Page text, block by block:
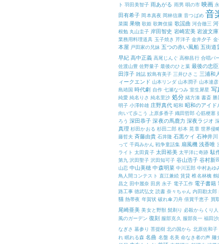
ト 羽田美智子 雨あがる 雨男 唄の市 映画
田有希子 岡本真夜 岡林信康 音つばめ 音
菜園 果物 歌姫 歌舞伎揚 歌謡曲 河合徹三
根勉 丸山圭子 岸田智史 岩崎宏美 岩波文庫
業務用料理道具 玉子焼き 芹洋子 金井夕子 金
本屋 戸田家の兄妹 五つの赤い風船 五街道
早紀 高中正義 高尾じんぐ 高柳昌行 合唱パ
佐渡山豊 佐野量子 最後のひと葉 最後の忠
田淳子 雑誌 鮫島有美子 三井ひさこ
三浦和
ィークエンド 山本リンダ 山本潤子 山本達彦
島靖国 時代劇 自作 七瀬なつみ 室生犀星 写
純愛 純名りさ 純名里沙 処分 緒方湊 書斎 勝
明子 小澤幹雄 庄野真代 昭和 昭和のアイド
向いて歩こう 上原多香子 織田哲郎 心筋梗塞
ろう 深田恭子 深夜の馬鹿力 深夜ラジオ
真理 杉田かおる 杉田二郎 杉本 晃章 世界侵
藤哲夫 斉藤由貴 石井隆 石黒ケイ 石神井川
って 千両みかん 戦争童話集 扇風機 浅香唯
ライト 太田貴子 太田裕美 太平洋に奇跡 駄
第九 沢田聖子 沢田知可子 谷山浩子 谷村新
山忍 中山美穂 中森明菜 中川五郎 中村あゆ
鳥人間コンテスト 直江兼続 賃貸 椎名林檎 鶴
昌之 田中麗奈 田房 永子 電子工作 電子書籍
路工事 徳武弘文 読書 奈々ちゃん 内田勘太郎
猫 熱帯夜 年賀状 破れ傘刀舟 倍賞千恵子 買
尾崎亜美 美女と野獣 髭剃り 必殺からくり人
風のガーデン 復刻 服部克久 服部良一 福田
なぎさ 墓参り 菩提樹 北の国から 北原佐和子
れ 眠れる森 名曲 名盤 名美 命なき者の声 麺